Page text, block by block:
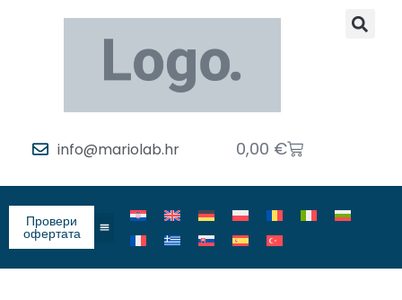
info@mariolab.hr 0,00 €
Провери
офертата